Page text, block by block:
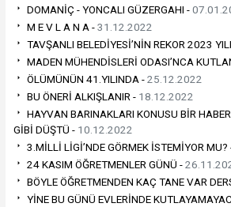
DOMANİÇ - YONCALI GÜZERGAHI -
M E V L A N A -31.12.2022
TAVŞANLI BELEDİYESİ’NİN REKOR 2023
MADEN MÜHENDİSLERİ ODASI’NCA
ÖLÜMÜNÜN 41.YILINDA -25.12.2022
BU ÖNERİ ALKIŞLANIR - 18.12.2022
HAYVAN BARINAKLARI KONUSU BİR
GİBİ DÜŞTÜ - 10.12.2022
3.MİLLİ LİGİ’NDE GÖRMEK İSTEMİYOR MU?
24 KASIM ÖĞRETMENLER GÜNÜ -
BÖYLE ÖĞRETMENDEN KAÇ TANE VAR
YİNE BU GÜNÜ EVLERİNDE